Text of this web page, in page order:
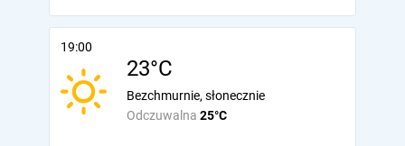
19:00
23°C
Odczuwalna 25°C
Bezchmurnie, słonecznie